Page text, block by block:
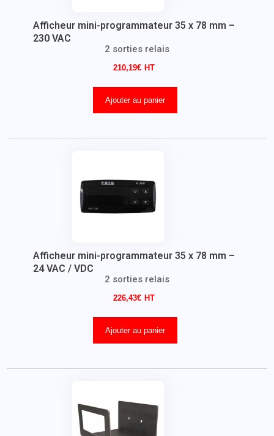
Afficheur mini-programmateur 35 x 78 mm –
230 VAC
2 sorties relais
210,19€
Ajouter au panier
Afficheur mini-programmateur 35 x 78 mm –
24 VAC / VDC
2 sorties relais
226,43€
Ajouter au panier